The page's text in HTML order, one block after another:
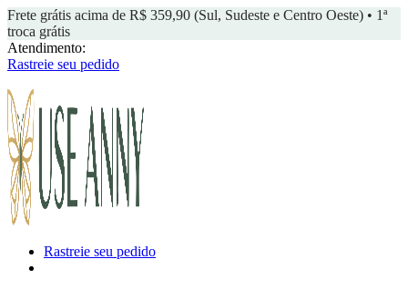
Frete grátis acima de R$ 359,90 (Sul, Sudeste e Centro Oeste) • 1ª
troca grátis
Atendimento:
Rastreie seu pedido
Rastreie seu pedido